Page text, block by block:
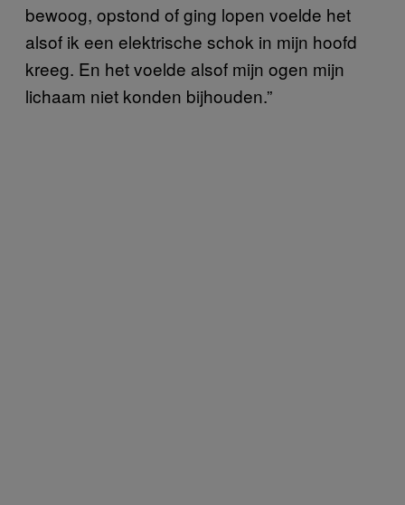
bewoog, opstond of ging lopen voelde het
alsof ik een elektrische schok in mijn hoofd
kreeg. En het voelde alsof mijn ogen mijn
lichaam niet konden bijhouden.”